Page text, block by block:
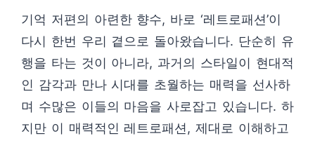
기억 저편의 아련한 향수, 바로 ‘레트로패션’이
다시 한번 우리 곁으로 돌아왔습니다. 단순히 유
행을 타는 것이 아니라, 과거의 스타일이 현대적
인 감각과 만나 시대를 초월하는 매력을 선사하
며 수많은 이들의 마음을 사로잡고 있습니다. 하
지만 이 매력적인 레트로패션, 제대로 이해하고